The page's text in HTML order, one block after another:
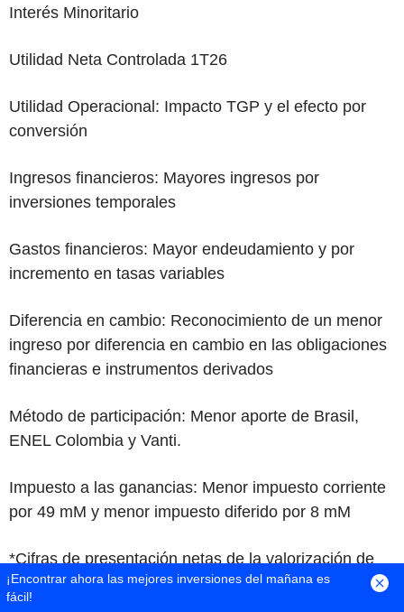
Interés Minoritario
Utilidad Neta Controlada 1T26
Utilidad Operacional: Impacto TGP y el efecto por
conversión
Ingresos financieros: Mayores ingresos por
inversiones temporales
Gastos financieros: Mayor endeudamiento y por
incremento en tasas variables
Diferencia en cambio: Reconocimiento de un menor
ingreso por diferencia en cambio en las obligaciones
financieras e instrumentos derivados
Método de participación: Menor aporte de Brasil,
ENEL Colombia y Vanti.
Impuesto a las ganancias: Menor impuesto corriente
por 49 mM y menor impuesto diferido por 8 mM
*Cifras de presentación netas de la valorización de
coberturas de tasa de cambio por COP 46.9 mM en
¡Encontrar ahora las mejores inversiones del mañana es
fácil!